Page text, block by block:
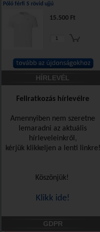
Póló férfi S rövid ujjú
15.500 Ft
HÍRLEVÉL
Feliratkozás hírlevélre
Amennyiben nem szeretne
lemaradni az aktuális
hírleveleinkről,
kérjük klikkeljen a lenti linkre!
Köszönjük!
Klikk ide!
GDPR